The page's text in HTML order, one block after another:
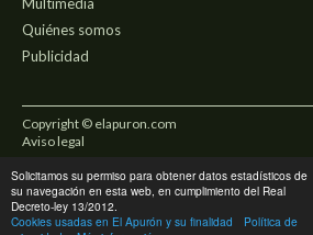
Solicitamos su permiso para obtener datos estadísticos de
su navegación en esta web, en cumplimiento del Real
Decreto-ley 13/2012.
Cookies usadas en El Apurón y su finalidad
Política de
Multimedia
Quiénes somos
Publicidad
Copyright © elapuron.com
Aviso legal
Política de privacidad
Uso de cookies